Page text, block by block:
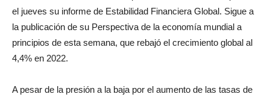
el jueves su informe de Estabilidad Financiera Global. Sigue a
la publicación de su Perspectiva de la economía mundial a
principios de esta semana, que rebajó el crecimiento global al
4,4% en 2022.
A pesar de la presión a la baja por el aumento de las tasas de